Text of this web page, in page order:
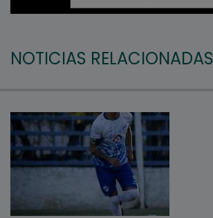
NOTICIAS RELACIONADAS